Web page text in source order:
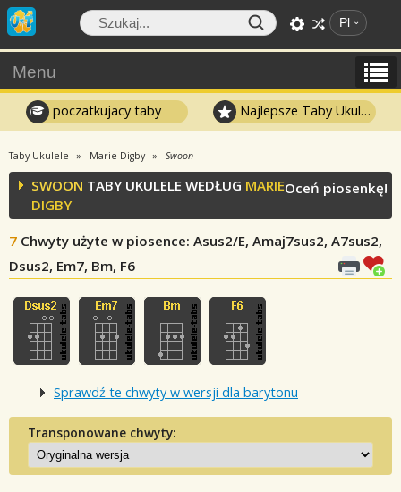
Pl
Menu
poczatkujacy taby Najlepsze Taby Ukulele
Taby Ukulele Marie Digby Swoon
SWOON TABY UKULELE WEDŁUG MARIE
DIGBY
7 Chwyty użyte w piosence: Asus2/E, Amaj7sus2, A7sus2,
Dsus2, Em7, Bm, F6
Oceń piosenkę!
Sprawdź te chwyty w wersji dla barytonu
Transponowane chwyty: